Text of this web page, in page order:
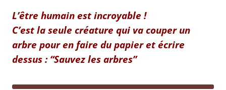
L’être humain est incroyable !
C’est la seule créature qui va couper un
arbre pour en faire du papier et écrire
dessus : “Sauvez les arbres”